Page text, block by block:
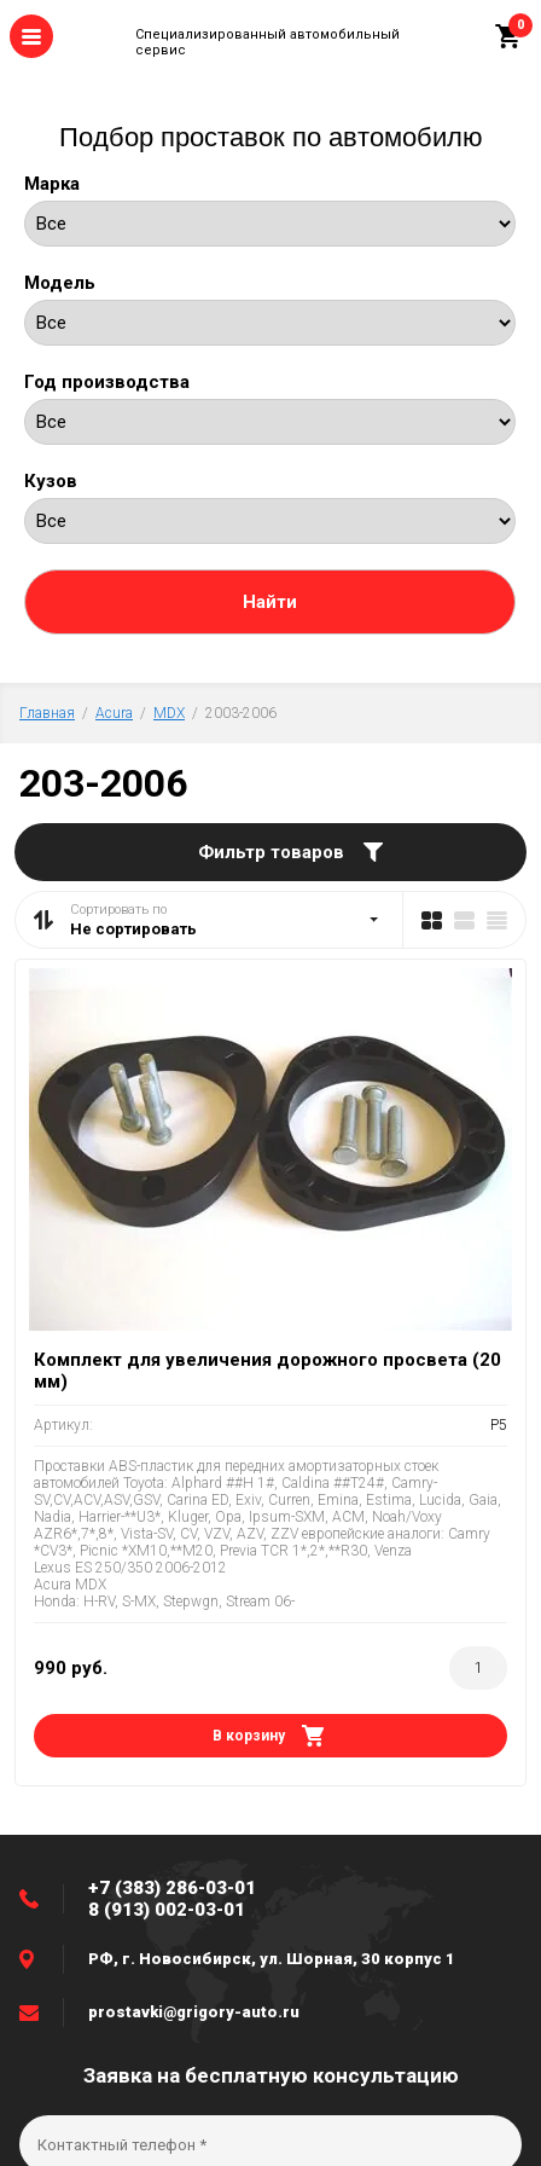
Специализированный автомобильный
сервис
0
Подбор проставок по автомобилю
Марка
Модель
Год производства
Кузов
Главная
  /
Acura
  /
MDX
  /  2003-2006
203-2006
Фильтр товаров
Сортировать по
Не сортировать
Комплект для увеличения дорожного просвета (20
мм)
Артикул: P5
Проставки ABS-пластик для передних амортизаторных стоек
автомобилей Toyota: Alphard ##H 1#, Caldina ##T24#, Camry-
SV,CV,ACV,ASV,GSV, Carina ED, Exiv, Curren, Emina, Estima, Lucida, Gaia,
Nadia, Harrier-**U3*, Kluger, Opa, Ipsum-SXM, ACM, Noah/Voxy
AZR6*,7*,8*, Vista-SV, CV, VZV, AZV, ZZV европейские аналоги: Camry
*CV3*, Picnic *XM10,**M20, Previa TCR 1*,2*,**R30, Venza
Lexus ES 250/350 2006-2012
Acura MDX
Honda: H-RV, S-MX, Stepwgn, Stream 06-
990 руб.
В корзину
+7 (383) 286-03-01
8 (913) 002-03-01
РФ, г. Новосибирск, ул. Шорная, 30 корпус 1
prostavki@grigory-auto.ru
Заявка на бесплатную консультацию